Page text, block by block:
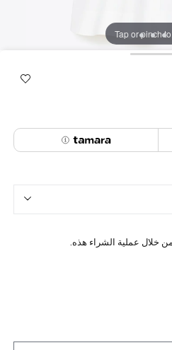
Tap or pinch
خلال عملية الشراء هذه.